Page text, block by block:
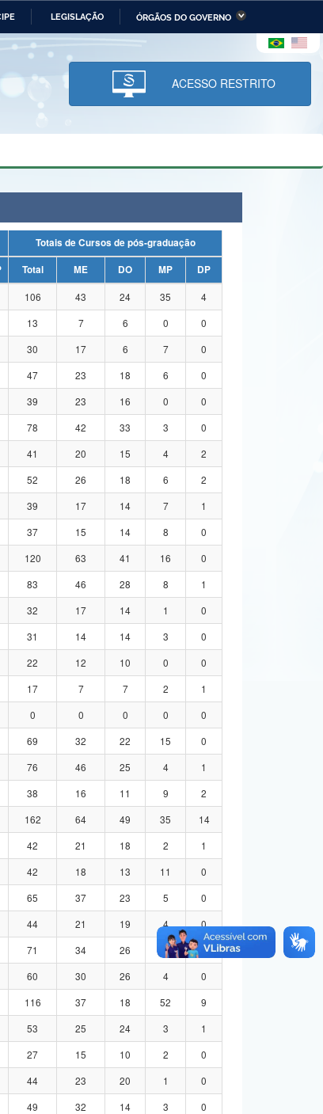
LEGISLAÇÃO ÓRGÃOS DO GOVERNO
Economia Ministério da Infraestrutura
Ministério da Ciência,
Tecnologia, Inovações e
Comunicações
Humanos
ACESSO RESTRITO
Totais de Cursos de pós-graduação
Total ME DO MP
DP
106 43 24 35
4
13 7 6 0
0
30 17 6 7
0
47 23 18 6
0
39 23 16 0
0
78 42 33 3
0
41 20 15 4
2
52 26 18 6
2
39 17 14 7
1
37 15 14 8
0
120 63 41 16
0
83 46 28 8
1
32 17 14 1
0
31 14 14 3
0
22 12 10 0
0
17 7 7 2
1
0 0 0 0
0
69 32 22 15
0
76 46 25 4
1
38 16 11 9
2
162 64 49 35
14
42 21 18 2
1
42 18 13 11
0
65 37 23 5
0
44 21 19 4
0
71 34 26 8
3
60 30 26 4
0
116 37 18 52
9
53 25 24 3
1
27 15 10 2
0
44 23 20 1
0
49 32 14 3
0